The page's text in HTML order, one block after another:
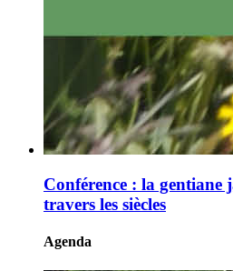
Conférence : la gentiane
travers les siècles
Agenda